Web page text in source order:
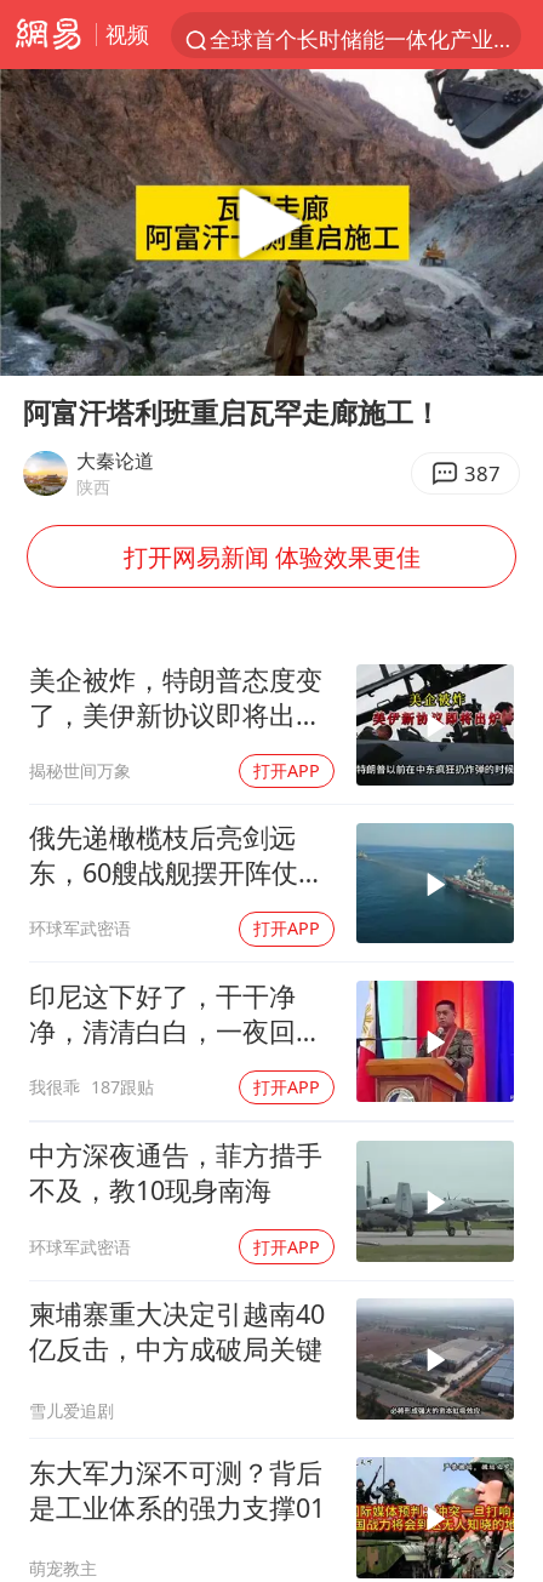
视频
台风白海豚已进入24小时警戒线
中国女篮70-67险胜尼日利亚女篮
上海：台风白海豚或将带来龙卷风
四川宜宾市高县4.9级地震致1人死亡
名创优品回应女子吐槽内裤质量差
出口禁令驱动有色板块大涨
中巨芯：上半年归母净利润1405.77万元
秋天的第一杯奶茶到底有多火
U17国足三连胜晋级明日之星半决赛
美股存储板块集体大跌
胜宏科技：股票交易异常波动
夯实基础开新局
Play
00:00 02:25
阿富汗塔利班重启瓦罕走廊施工！
大秦论道
陕西 387
打开网易新闻 体验效果更佳
美企被炸，特朗普态度变
了，美伊新协议即将出
炉？又被中方说中了
揭秘世间万象 打开APP
俄先递橄榄枝后亮剑远
东，60艘战舰摆开阵仗，
日本敢动北方四岛？
环球军武密语 打开APP
印尼这下好了，干干净
净，清清白白，一夜回到
我很乖 187跟贴 打开APP
中方深夜通告，菲方措手
不及，教10现身南海
环球军武密语 打开APP
柬埔寨重大决定引越南40
亿反击，中方成破局关键
雪儿爱追剧
东大军力深不可测？背后
是工业体系的强力支撑01
萌宠教主